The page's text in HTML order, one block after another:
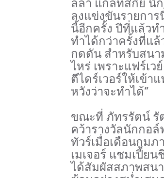
ลล่า แกลิทสกีย์ นั
ลงแข่งขันรายการ
นี้อีกครั้ง ปีที่แล้วท
ทำได้กว่าครั้งที่แล้
กดดัน สำหรับสนา
ไหร่ เพราะแฟร์เ
ตีไดร์เวอร์ให้เข้า
หวังว่าจะทำได้”
ขณะที่ ภัทรรัตน์ รั
คว้ารางวัลนักกอ
ทัวร์เมื่อเดือนกุมภ
เมเจอร์ แชมเปี้ย
ได้สัมผัสสภาพสน